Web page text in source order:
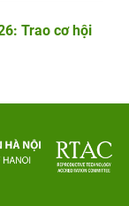
Trao cơ hội